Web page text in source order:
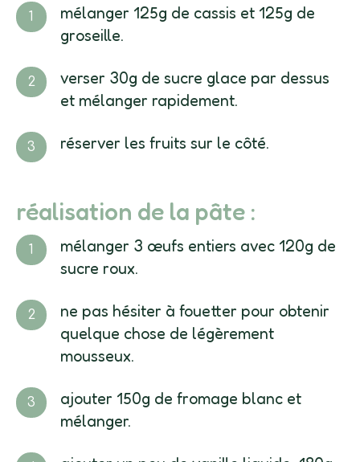
mélanger 125g de cassis et 125g de
groseille.
verser 30g de sucre glace par dessus
et mélanger rapidement.
réserver les fruits sur le côté.
réalisation de la pâte :
mélanger 3 œufs entiers avec 120g de
sucre roux.
ne pas hésiter à fouetter pour obtenir
quelque chose de légèrement
mousseux.
ajouter 150g de fromage blanc et
mélanger.